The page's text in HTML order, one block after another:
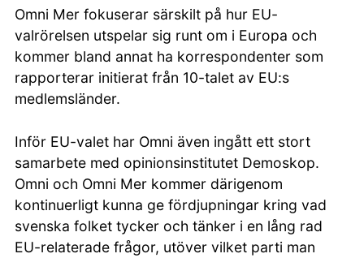
Omni Mer fokuserar särskilt på hur EU-
valrörelsen utspelar sig runt om i Europa och
kommer bland annat ha korrespondenter som
rapporterar initierat från 10-talet av EU:s
medlemsländer.
Inför EU-valet har Omni även ingått ett stort
samarbete med opinionsinstitutet Demoskop.
Omni och Omni Mer kommer därigenom
kontinuerligt kunna ge fördjupningar kring vad
svenska folket tycker och tänker i en lång rad
EU-relaterade frågor, utöver vilket parti man